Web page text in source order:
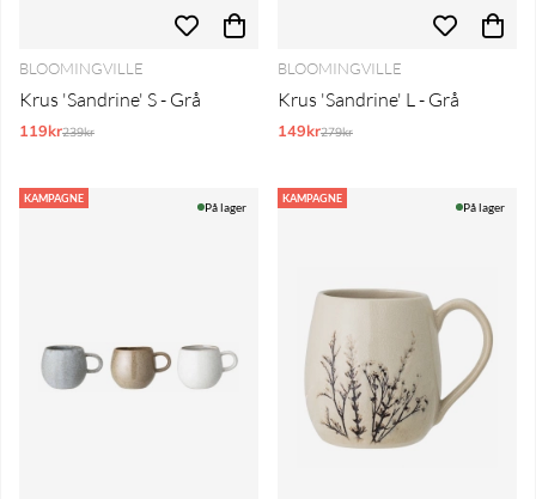
BLOOMINGVILLE
Krus 'Sandrine' S - Grå
119krNormalpris:
239kr
BLOOMINGVILLE
Krus 'Sandrine' L - Grå
149krNormalpris:
279kr
KAMPAGNE
På lager
KAMPAGNE
På lager